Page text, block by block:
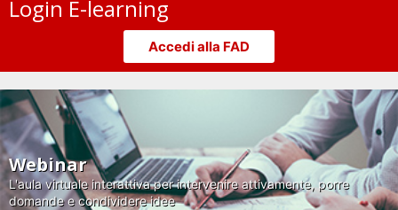
Login E-learning
Accedi alla FAD
Webinar
L'aula virtuale interattiva per intervenire attivamente, porre
domande e condividere idee